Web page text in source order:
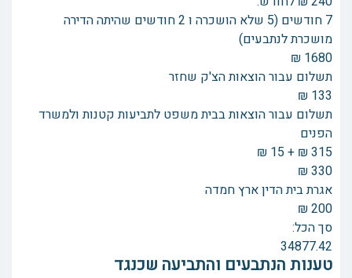
7 חודשים (5 שלא הושכרה ו 2 חודשים שהיתה הדירה
מושכרת לנתבעים)
1680 ₪
תשלום עבור הוצאות הצ'ק שחזר
133 ₪
תשלום עבור הוצאות בבית משפט לתביעות קטנות ולמשרד
הפנים
315 ₪ + 15 ₪
330 ₪
אגרת בית הדין ארץ חמדה
200 ₪
סך הכל:
34877.42
טענות הנתבעים והתביעה שכנגד